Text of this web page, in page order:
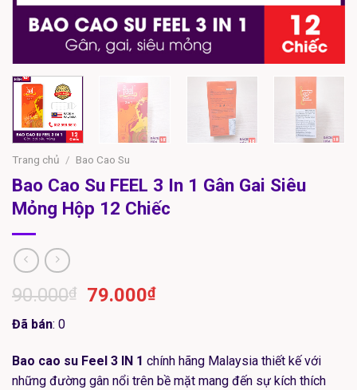
Trang chủ / Bao Cao Su
Bao Cao Su FEEL 3 In 1 Gân Gai Siêu
Mỏng Hộp 12 Chiếc
90.000₫
Giá
90.000₫.
79.000₫Giá
là:
79.000₫.
Đã bán: 0
Bao cao su Feel 3 IN 1 chính hãng Malaysia thiết kế với
những đường gân nổi trên bề mặt mang đến sự kích thích